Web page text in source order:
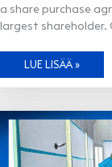
a share purchase
largest
INTERA
INVESTS
GROUP
LUE LISÄÄ »